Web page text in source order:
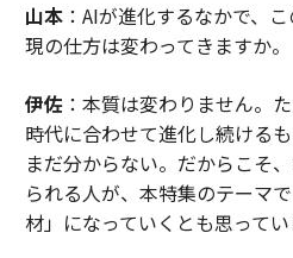
山本：AIが進化するなかで、
現の仕方は変わってきますか。
伊佐：本質は変わりません。
時代に合わせて進化し続ける
まだ分からない。だからこそ
られる人が、本特集のテーマ
材」になっていくとも思ってい